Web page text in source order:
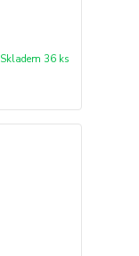
Skladem 36 ks